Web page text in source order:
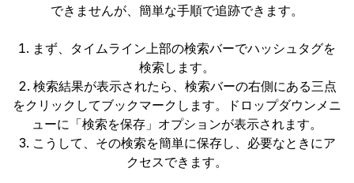
できませんが、簡単な手順で追跡できます。
まず、タイムライン上部の検索バーでハッシュタグを
検索します。
検索結果が表示されたら、検索バーの右側にある三点
をクリックしてブックマークします。ドロップダウンメニ
ューに「検索を保存」オプションが表示されます。
こうして、その検索を簡単に保存し、必要なときにア
クセスできます。